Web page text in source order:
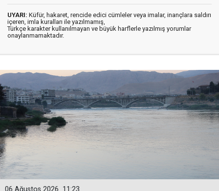
UYARI: Küfür, hakaret, rencide edici cümleler veya imalar, inançlara saldırı
içeren, imla kuralları ile yazılmamış,
Türkçe karakter kullanılmayan ve büyük harflerle yazılmış yorumlar
onaylanmamaktadır.